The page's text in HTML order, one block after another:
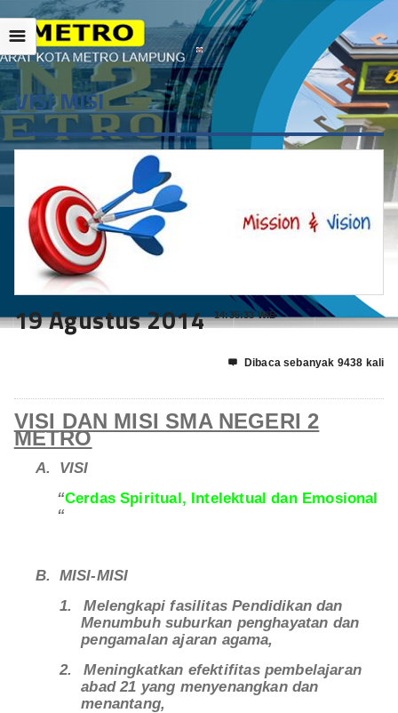
☰
VISI MISI
19 Agustus 2014 14:35:33 WIB
 Dibaca sebanyak 9438 kali
VISI DAN MISI SMA NEGERI 2
METRO
A.
VISI
“Cerdas Spiritual, Intelektual dan Emosional
“
B. MISI-MISI
1.
Melengkapi fasilitas Pendidikan dan
Menumbuh suburkan penghayatan dan
pengamalan ajaran agama,
2.
Meningkatkan efektifitas pembelajaran
abad 21 yang menyenangkan dan
menantang,